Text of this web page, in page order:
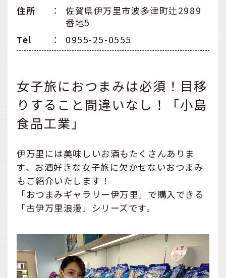
住所
：
佐賀県伊万里市波多津町辻2989
番地5
Tel
： 0955-25-0555
女子旅におつまみは必須！目移
りすること間違いなし！「小島
食品工業」
伊万里には美味しいお酒もたくさんありま
す、お酒好きな女子旅に欠かせないおつまみ
もご紹介いたします！
「おつまみギャラリー伊万里」で購入できる
「古伊万里浪漫」シリーズです。